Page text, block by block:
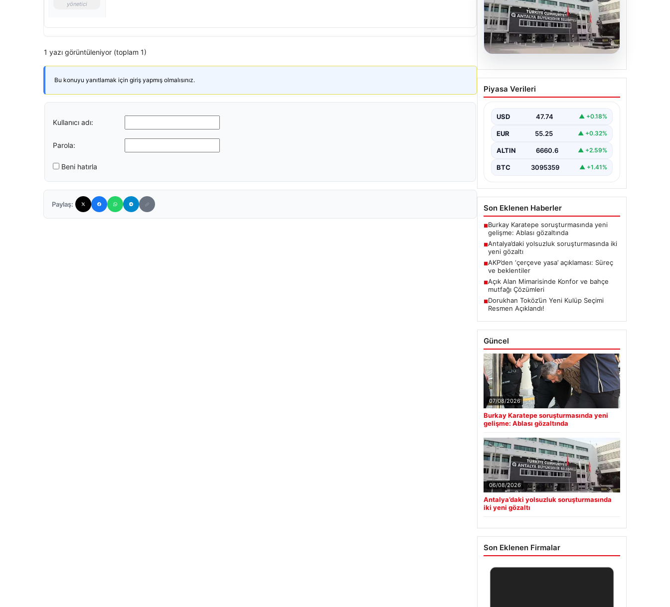
yönetici
1 yazı görüntüleniyor (toplam 1)
Bu konuyu yanıtlamak için giriş yapmış olmalısınız.
Kullanıcı adı:
Parola:
Beni hatırla
Paylaş:
Antalya’daki yolsuzluk
soruşturmasında iki yeni
Piyasa Verileri
USD 47.74 ▲ +0.18%
EUR 55.25 ▲ +0.32%
ALTIN 6660.6 ▲ +2.59%
BTC 3095359 ▲ +1.41%
Son Eklenen Haberler
■Burkay Karatepe soruşturmasında yeni
gelişme: Ablası gözaltında
■Antalya’daki yolsuzluk soruşturmasında iki
yeni gözaltı
■AKP’den ‘çerçeve yasa’ açıklaması: Süreç
ve beklentiler
■Açık Alan Mimarisinde Konfor ve bahçe
mutfağı Çözümleri
■Dorukhan Toköz’ün Yeni Kulüp Seçimi
Resmen Açıklandı!
Güncel
07/08/2026
Burkay Karatepe soruşturmasında yeni
gelişme: Ablası gözaltında
06/08/2026
Antalya’daki yolsuzluk soruşturmasında
iki yeni gözaltı
Son Eklenen Firmalar